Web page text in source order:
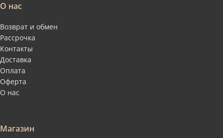
О нас
Возврат и обмен
Рассрочка
Контакты
Доставка
Оплата
Оферта
О нас
Магазин